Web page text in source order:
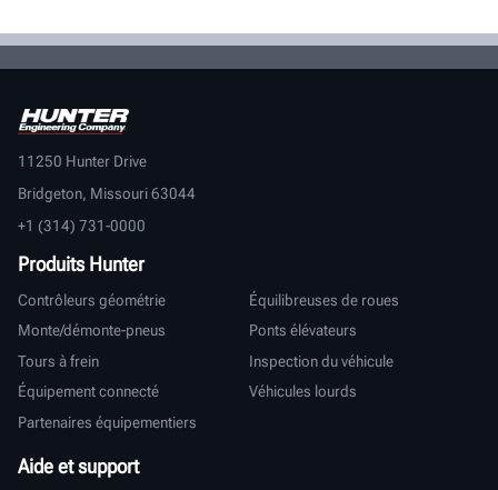
11250 Hunter Drive
Bridgeton, Missouri 63044
+1 (314) 731-0000
Produits Hunter
Contrôleurs géométrie
Équilibreuses de roues
Monte/démonte-pneus
Ponts élévateurs
Tours à frein
Inspection du véhicule
Équipement connecté
Véhicules lourds
Partenaires équipementiers
Aide et support